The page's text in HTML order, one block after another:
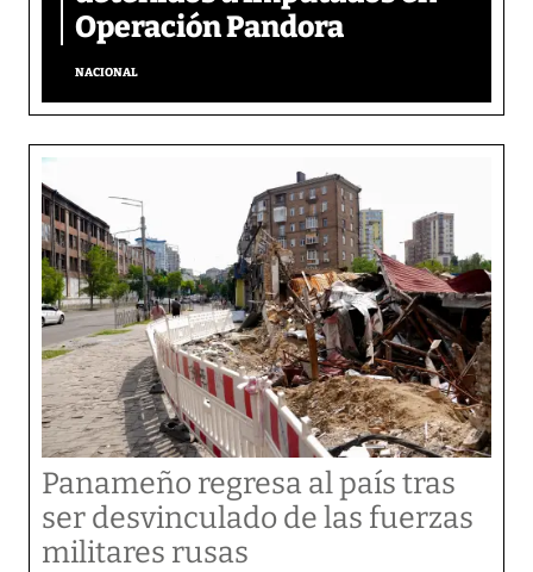
Operación Pandora
NACIONAL
Panameño regresa al país tras
ser desvinculado de las fuerzas
militares rusas